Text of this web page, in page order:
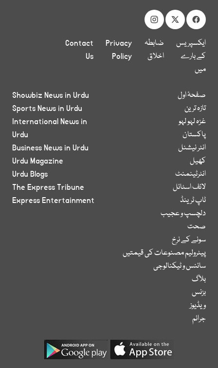
ایکسپریس
کے بارے
میں
ضابطہ
اخلاق
Privacy
Policy
Contact
Us
صفحۂ اول
تازہ ترین
غزہ لہو لہو
پاکستان
انٹر نیشنل
کھیل
انٹرٹینمنٹ
لائف اسٹائل
ٹاپ ٹرینڈ
دلچسپ و عجیب
صحت
سونے کے نرخ
پیٹرولیم مصنوعات کی قیمتیں
سائنس و ٹیکنالوجی
بلاگ
بزنس
ویڈیوز
جرائم
Showbiz News in Urdu
Sports News in Urdu
International News in
Urdu
Business News in Urdu
Urdu Magazine
Urdu Blogs
The Express Tribune
Express Entertainment